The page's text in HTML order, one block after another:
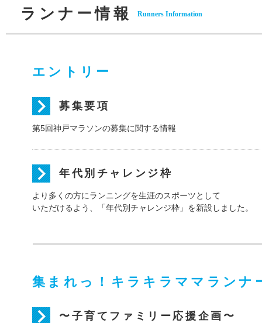
ランナー情報 Runners Information
エントリー
募集要項
第5回神戸マラソンの募集に関する情報
年代別チャレンジ枠
より多くの方にランニングを生涯のスポーツとして
いただけるよう、「年代別チャレンジ枠」を新設しました。
集まれっ！キラキラママランナ
〜子育てファミリー応援企画〜